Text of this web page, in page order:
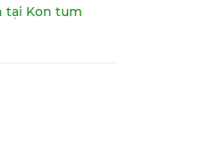
tại Kon tum